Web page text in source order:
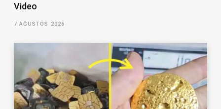
Video
7 AĞUSTOS 2026